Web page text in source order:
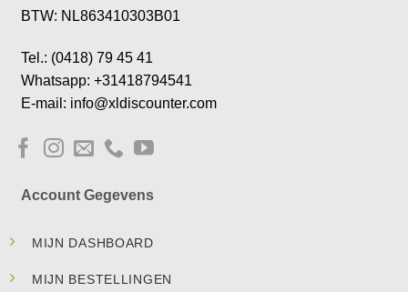
BTW: NL863410303B01
Tel.: (0418) 79 45 41
Whatsapp: +31418794541
E-mail: info@xldiscounter.com
Account Gegevens
MIJN DASHBOARD
MIJN BESTELLINGEN